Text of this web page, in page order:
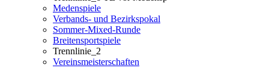
Medenspiele
Verbands- und Bezirkspokal
Sommer-Mixed-Runde
Breitensportspiele
Trennlinie_2
Vereinsmeisterschaften